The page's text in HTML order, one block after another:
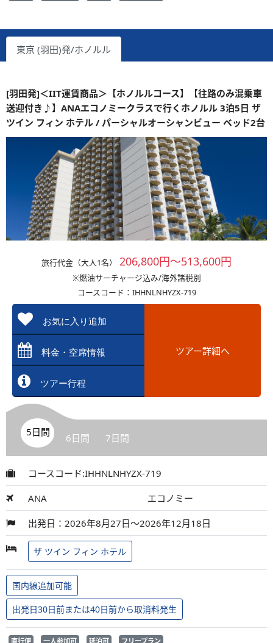
東京 (羽田)発/ホノルル
[羽田発]＜IIT運賃商品＞【ホノルルコース】【往路のみ混乗車
送迎付き♪】ANAエコノミークラスで行くホノルル 3泊5日 ザ
ツイン フィン ホテル / パーシャルオーシャンビュー ベッド2台
旅行代金（大人1名） 206,800円～513,600円
※燃油サーチャージ込み/海外諸税別
コースコード：IHHNLNHYZX-719
お気に入り追加
料金・空席情報
ツアー行程
ツアー詳細へ
5日間 6日間 7日間
コースコード:IHHNLNHYZX-719
ANA エコノミー
出発日：2026年8月27日～2026年12月18日
ザ ツイン フィン ホテル
国内線追加可能
出発日30日前または40日前から取消料発生
直行便 一人参加可 延泊可 フリープラン